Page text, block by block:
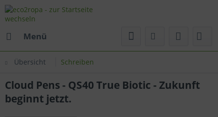
Menü
Übersicht Schreiben
Cloud Pens - QS40 True Biotic - Zukunft
beginnt jetzt.